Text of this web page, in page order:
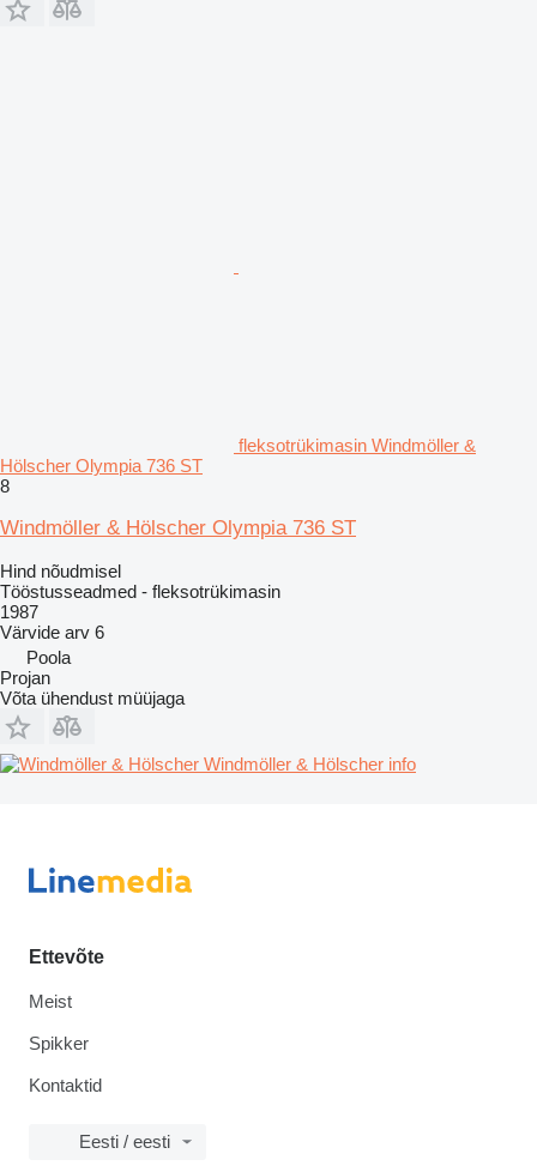
fleksotrükimasin Windmöller &
Hölscher Olympia 736 ST
8
Windmöller & Hölscher Olympia 736 ST
Hind nõudmisel
Tööstusseadmed - fleksotrükimasin
1987
Värvide arv 6
Poola
Projan
Võta ühendust müüjaga
Windmöller & Hölscher info
Ettevõte
Meist
Spikker
Kontaktid
Eesti / eesti